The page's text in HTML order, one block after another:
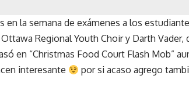
en la semana de exámenes a los
Regional Youth Choir y Darth
en “Christmas Food Court Flash Mob”
interesante
por si acaso agrego